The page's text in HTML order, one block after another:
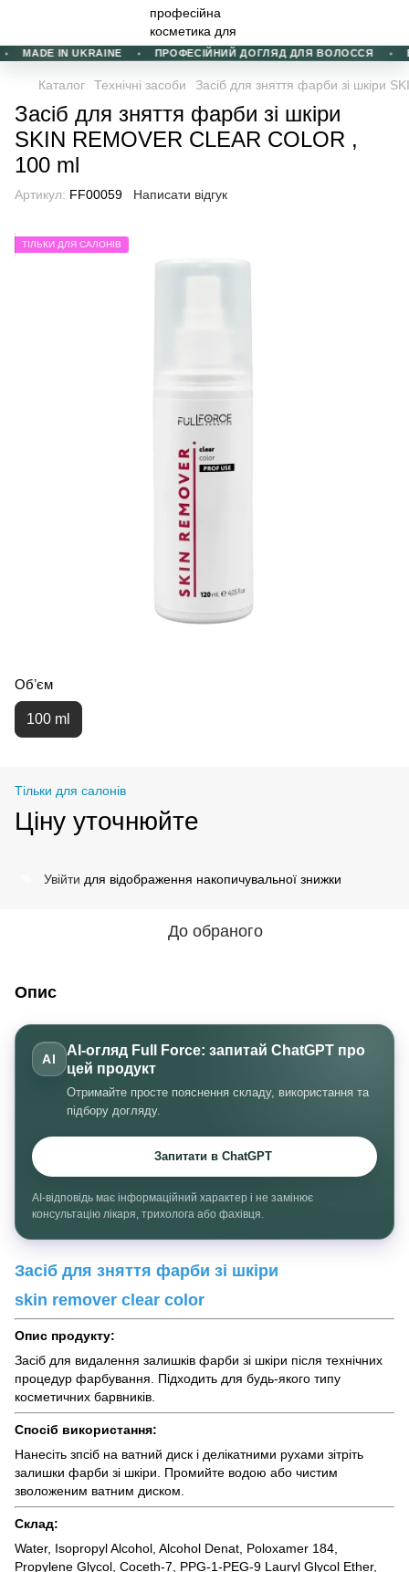
MADE IN UKRAINE ПРОФЕСІЙНИЙ ДОГЛЯД ДЛЯ ВОЛОССЯ
Каталог Технічні засоби Засіб для зняття фарби зі шкіри
Засіб для зняття фарби зі шкіри
SKIN REMOVER CLEAR COLOR ,
100 ml
Артикул: FF00059 Написати відгук
ТІЛЬКИ ДЛЯ САЛОНІВ
Обʼєм
100 ml
Тільки для салонів
Ціну уточнюйте
Увійти для відображення накопичувальної знижки
До обраного
Опис
AI
AI-огляд Full Force: запитай ChatGPT про
цей продукт
Отримайте просте пояснення складу, використання та
підбору догляду.
Запитати в ChatGPT
AI-відповідь має інформаційний характер і не замінює
консультацію лікаря, трихолога або фахівця.
Засіб для зняття фарби зі шкіри
skin remover clear color
Опис продукту:
Засіб для видалення залишків фарби зі шкіри після технічних
процедур фарбування. Підходить для будь-якого типу
косметичних барвників.
Спосіб використання:
Нанесіть зпсіб на ватний диск і делікатними рухами зітріть
залишки фарби зі шкіри. Промийте водою або чистим
зволоженим ватним диском.
Склад:
Water, Isopropyl Alcohol, Alcohol Denat, Poloxamer 184,
Propylene Glycol, Coceth-7, PPG-1-PEG-9 Lauryl Glycol Ether,